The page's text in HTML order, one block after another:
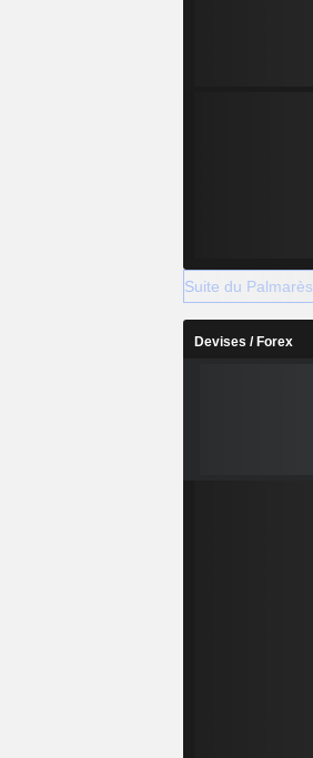
Suite du Palmarès
Devises / Forex